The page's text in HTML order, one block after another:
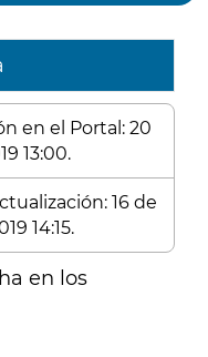
en el Portal: 20
13:00.
16 de
14:15.
en los